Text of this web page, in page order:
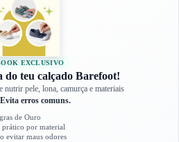
EXCLUSIVO
do teu calçado Barefoot!
nutrir pele, lona, camurça e materiais
Evita erros comuns.
de Ouro
prático por material
evitar maus odores